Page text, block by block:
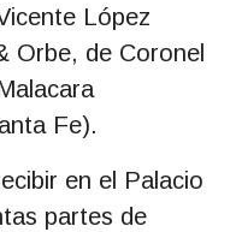
López
Orbe, de Coronel
Fe).
en el Palacio
partes de